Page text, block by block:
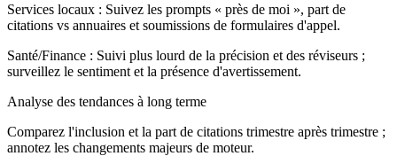
Services locaux : Suivez les prompts « près de moi », part de
citations vs annuaires et soumissions de formulaires d'appel.
Santé/Finance : Suivi plus lourd de la précision et des réviseurs ;
surveillez le sentiment et la présence d'avertissement.
Analyse des tendances à long terme
Comparez l'inclusion et la part de citations trimestre après trimestre ;
annotez les changements majeurs de moteur.